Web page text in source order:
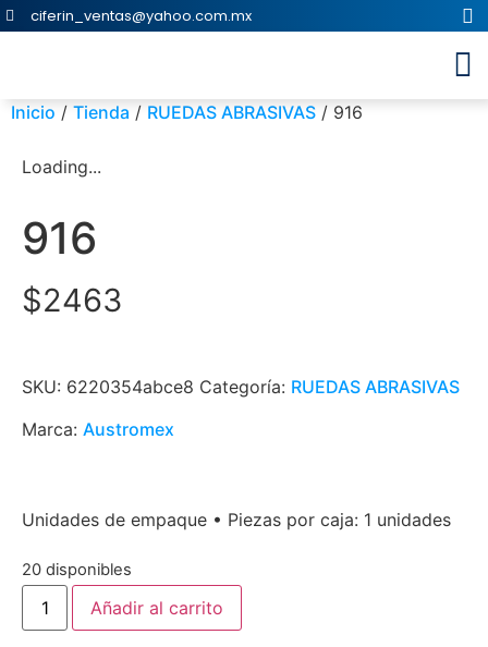
ciferin_ventas@yahoo.com.mx
Inicio / Tienda / RUEDAS ABRASIVAS / 916
Loading...
916
$2463
SKU: 6220354abce8 Categoría: RUEDAS ABRASIVAS
Marca: Austromex
Unidades de empaque • Piezas por caja: 1 unidades
20 disponibles
Añadir al carrito